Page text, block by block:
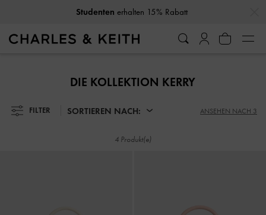
Studenten erhalten 15% Rabatt
Studentenerhalten 15% Rabatt
DIE KOLLEKTION KERRY
FILTER SORTIEREN NACH: ANSEHEN NACH 3
4 Produkt(e)